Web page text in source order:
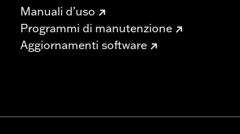
tipi di manubrio e di montanti potrebbe
dei freni. In molte zone esistono delle
che la tua moto sia conforme alle
Manuali d’uso
Programmi di manutenzione
Aggiornamenti software